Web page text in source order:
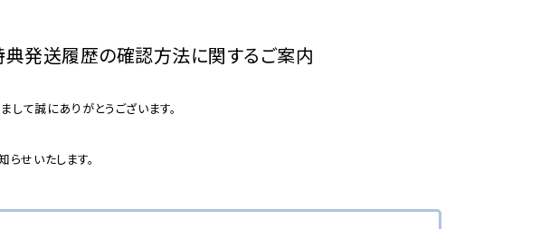
典発送履歴の確認方法に関するご案内
して誠にありがとうございます。
せいたします。